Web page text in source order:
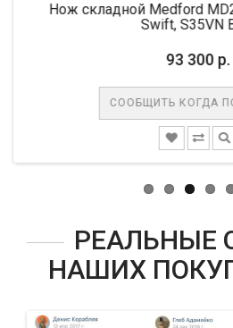
Medford MD206SPD40AG
Swift, S35VN Bla...
СООБЩИТЬ КОГДА ПОЯВИТСЯ
РЕАЛЬНЫЕ
НАШИХ